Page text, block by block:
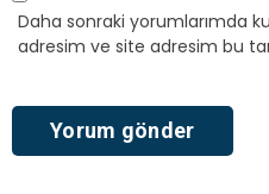
Daha sonraki yorumlarımda
adresim ve site adresim bu